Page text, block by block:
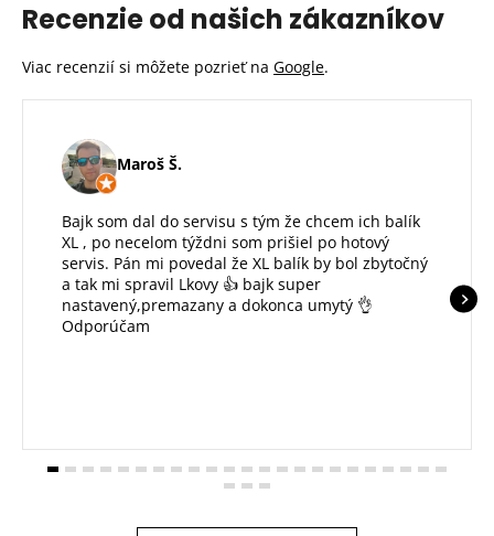
Recenzie od našich zákazníkov
Viac recenzií si môžete pozrieť na Google.
Maroš Š.
Bajk som dal do servisu s tým že chcem ich balík
XL , po necelom týždni som prišiel po hotový
servis. Pán mi povedal že XL balík by bol zbytočný
a tak mi spravil Lkovy 👍 bajk super
nastavený,premazany a dokonca umytý 👌
Odporúčam